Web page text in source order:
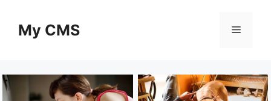
contentMy CMS Menu